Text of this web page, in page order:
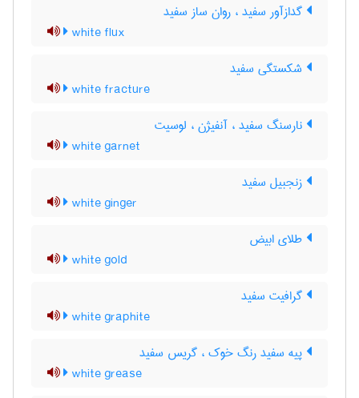
گدازآور سفید ، روان ساز سفید
white flux
شکستگی سفید
white fracture
نارسنگ سفید ، آنفیژن ، لوسیت
white garnet
زنجبیل سفید
white ginger
طلای ابیض
white gold
گرافیت سفید
white graphite
پیه سفید رنگ خوک ، گریس سفید
white grease